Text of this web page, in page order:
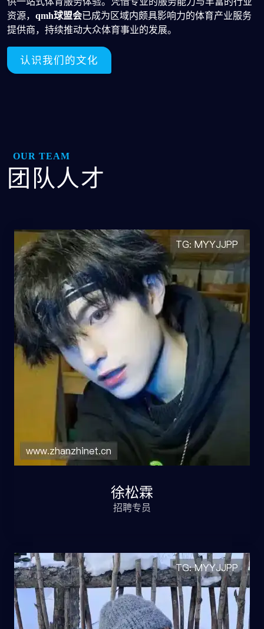
资源， qmh球盟会已成为区域内颇具影响力的体育产业服务
提供商，持续推动大众体育事业的发展。
认识我们的文化
OUR TEAM
团队人才
徐松霖
招聘专员